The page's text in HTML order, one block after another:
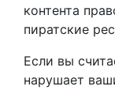
контента
пиратские
Если вы
нарушает